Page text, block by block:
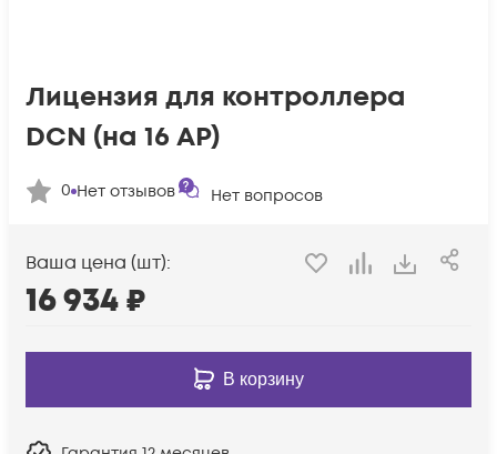
Лицензия для контроллера
DCN (на 16 AP)
0 Нет отзывов Нет вопросов
Ваша цена (шт):
16 934₽
В корзину